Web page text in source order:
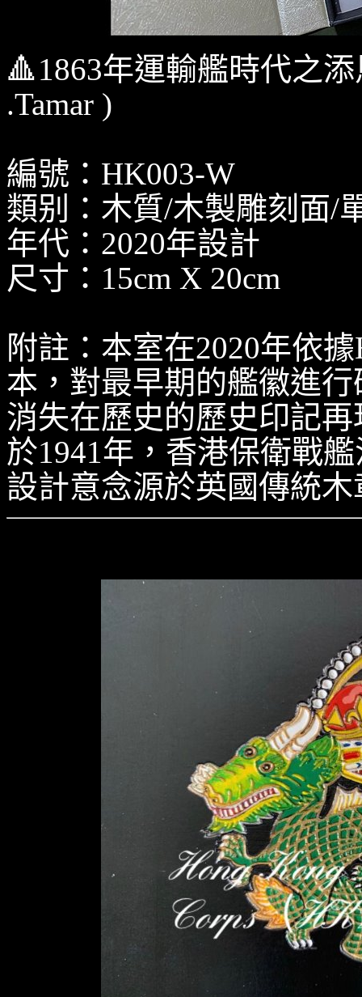
🔺1863年運輸艦時代之
.Tamar )
編號：HK003-W
類别：木質/木製雕刻面/
年代：2020年設計
尺寸：15cm X 20cm
附註：本室在2020年依
本，對最早期的艦徽進
消失在歷史的歷史印記
於1941年，香港保衛戰
設計意念源於英國傳統